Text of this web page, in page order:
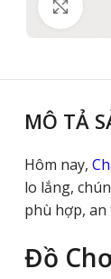
MÔ TẢ
Hôm nay,
lo lắng,
phù hợp, an
Đồ